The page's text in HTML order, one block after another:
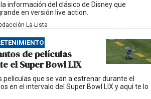
información del clásico de Disney que
en versión live action.
La-Lista
de películas
el Super Bowl LIX
películas que se van a estrenar durante el
en el intervalo del Super Bowl LIX y aquí te lo